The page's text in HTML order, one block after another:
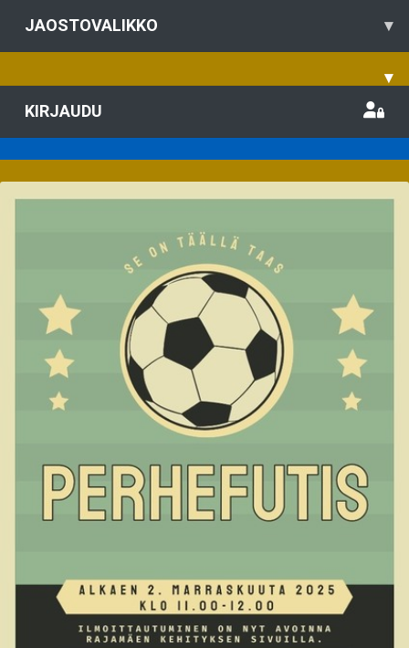
JAOSTOVALIKKO ▾
▾
KIRJAUDU